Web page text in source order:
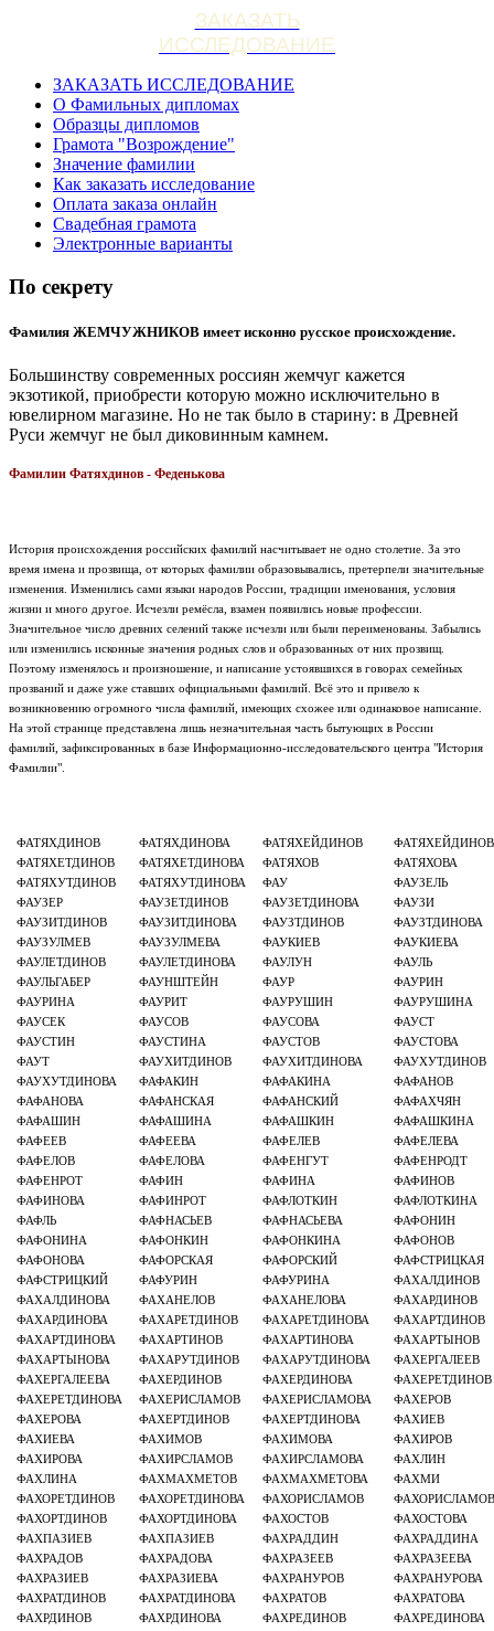
ЗАКАЗАТЬ
ИССЛЕДОВАНИЕ
ЗАКАЗАТЬ ИССЛЕДОВАНИЕ
О Фамильных дипломах
Образцы дипломов
Грамота "Возрождение"
Значение фамилии
Как заказать исследование
Оплата заказа онлайн
Свадебная грамота
Электронные варианты
По секрету
Фамилия ЖЕМЧУЖНИКОВ имеет исконно русское происхождение.
Большинству современных россиян жемчуг кажется
экзотикой, приобрести которую можно исключительно в
ювелирном магазине. Но не так было в старину: в Древней
Руси жемчуг не был диковинным камнем.
Фамилии Фатяхдинов - Феденькова
История происхождения российских фамилий насчитывает не одно столетие. За это
время имена и прозвища, от которых фамилии образовывались, претерпели значительные
изменения. Изменились сами языки народов России, традиции именования, условия
жизни и много другое. Исчезли ремёсла, взамен появились новые профессии.
Значительное число древних селений также исчезли или были переименованы. Забылись
или изменились исконные значения родных слов и образованных от них прозвищ.
Поэтому изменялось и произношение, и написание устоявшихся в говорах семейных
прозваний и даже уже ставших официальными фамилий. Всё это и привело к
возникновению огромного числа фамилий, имеющих схожее или одинаковое написание.
На этой странице представлена лишь незначительная часть бытующих в России
фамилий, зафиксированных в базе Информационно-исследовательского центра "История
Фамилии".
ФАТЯХДИНОВ ФАТЯХДИНОВА ФАТЯХЕЙДИНОВ
ФАТЯХЕТДИНОВ
ФАТЯХЕТДИНОВА ФАТЯХОВ
ФАТЯХОВА
ФАТЯХУТДИНОВ
ФАТЯХУТДИНОВА ФАУ
ФАУЗЕЛЬ
ФАУЗЕР
ФАУЗЕТДИНОВ ФАУЗЕТДИНОВА
ФАУЗИ
ФАУЗИТДИНОВ
ФАУЗИТДИНОВА ФАУЗТДИНОВ
ФАУЗТДИНОВА
ФАУЗУЛМЕВ
ФАУЗУЛМЕВА ФАУКИЕВ
ФАУКИЕВА
ФАУЛЕТДИНОВ
ФАУЛЕТДИНОВА ФАУЛУН
ФАУЛЬ
ФАУЛЬГАБЕР
ФАУНШТЕЙН ФАУР
ФАУРИН
ФАУРИНА
ФАУРИТ ФАУРУШИН
ФАУРУШИНА
ФАУСЕК
ФАУСОВ ФАУСОВА
ФАУСТ
ФАУСТИН
ФАУСТИНА ФАУСТОВ
ФАУСТОВА
ФАУТ
ФАУХИТДИНОВ ФАУХИТДИНОВА
ФАУХУТДИНОВ
ФАУХУТДИНОВА
ФАФАКИН ФАФАКИНА
ФАФАНОВ
ФАФАНОВА
ФАФАНСКАЯ ФАФАНСКИЙ
ФАФАХЧЯН
ФАФАШИН
ФАФАШИНА ФАФАШКИН
ФАФАШКИНА
ФАФЕЕВ
ФАФЕЕВА ФАФЕЛЕВ
ФАФЕЛЕВА
ФАФЕЛОВ
ФАФЕЛОВА ФАФЕНГУТ
ФАФЕНРОДТ
ФАФЕНРОТ
ФАФИН ФАФИНА
ФАФИНОВ
ФАФИНОВА
ФАФИНРОТ ФАФЛОТКИН
ФАФЛОТКИНА
ФАФЛЬ
ФАФНАСЬЕВ ФАФНАСЬЕВА
ФАФОНИН
ФАФОНИНА
ФАФОНКИН ФАФОНКИНА
ФАФОНОВ
ФАФОНОВА
ФАФОРСКАЯ ФАФОРСКИЙ
ФАФСТРИЦКАЯ
ФАФСТРИЦКИЙ
ФАФУРИН ФАФУРИНА
ФАХАЛДИНОВ
ФАХАЛДИНОВА
ФАХАНЕЛОВ ФАХАНЕЛОВА
ФАХАРДИНОВ
ФАХАРДИНОВА
ФАХАРЕТДИНОВ ФАХАРЕТДИНОВА
ФАХАРТДИНОВ
ФАХАРТДИНОВА
ФАХАРТИНОВ ФАХАРТИНОВА
ФАХАРТЫНОВ
ФАХАРТЫНОВА
ФАХАРУТДИНОВ ФАХАРУТДИНОВА
ФАХЕРГАЛЕЕВ
ФАХЕРГАЛЕЕВА
ФАХЕРДИНОВ ФАХЕРДИНОВА
ФАХЕРЕТДИНОВ
ФАХЕРЕТДИНОВА
ФАХЕРИСЛАМОВ ФАХЕРИСЛАМОВА
ФАХЕРОВ
ФАХЕРОВА
ФАХЕРТДИНОВ ФАХЕРТДИНОВА
ФАХИЕВ
ФАХИЕВА
ФАХИМОВ ФАХИМОВА
ФАХИРОВ
ФАХИРОВА
ФАХИРСЛАМОВ ФАХИРСЛАМОВА
ФАХЛИН
ФАХЛИНА
ФАХМАХМЕТОВ ФАХМАХМЕТОВА
ФАХМИ
ФАХОРЕТДИНОВ
ФАХОРЕТДИНОВА ФАХОРИСЛАМОВ
ФАХОРТДИНОВ
ФАХОРТДИНОВА ФАХОСТОВ
ФАХОСТОВА
ФАХПАЗИЕВ
ФАХПАЗИЕВ ФАХРАДДИН
ФАХРАДДИНА
ФАХРАДОВ
ФАХРАДОВА ФАХРАЗЕЕВ
ФАХРАЗЕЕВА
ФАХРАЗИЕВ
ФАХРАЗИЕВА ФАХРАНУРОВ
ФАХРАНУРОВА
ФАХРАТДИНОВ
ФАХРАТДИНОВА ФАХРАТОВ
ФАХРАТОВА
ФАХРДИНОВ
ФАХРДИНОВА ФАХРЕДИНОВ
ФАХРЕДИНОВА